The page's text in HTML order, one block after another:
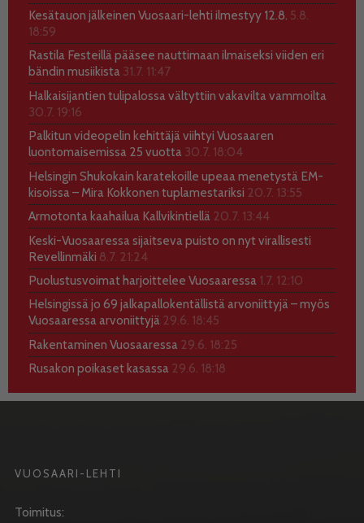
Kesätauon jälkeinen Vuosaari-lehti ilmestyy 12.8. 5.8.
18:59
Rastila Festeillä pääsee nauttimaan ilmaiseksi viiden eri
bändin musiikista 31.7. 11:47
Halkaisijantien tulipalossa vältyttiin vakavilta vammoilta
30.7. 19:16
Palkitun videopelin kehittäjä viihtyi Vuosaaren
luontomaisemissa 25 vuotta 30.7. 18:04
Helsingin Shukokain karatekoille upeaa menetystä EM-
kisoissa – Mira Kokkonen tuplamestariksi 20.7. 13:55
Armotonta kaahailua Kallvikintiellä 20.7. 13:44
Keski-Vuosaaressa sijaitseva puisto on nyt virallisesti
Revellinmäki 8.7. 21:24
Puolustusvoimat harjoittelee Vuosaaressa 1.7. 12:10
Helsingissä jo 69 jalkapallokentällistä arvoniittyjä – myös
Vuosaaressa arvoniittyjä 29.6. 18:45
Rakentaminen Vuosaaressa 29.6. 18:25
Rusakon poikaset kasassa 29.6. 18:18
VUOSAARI-LEHTI
Toimitus: